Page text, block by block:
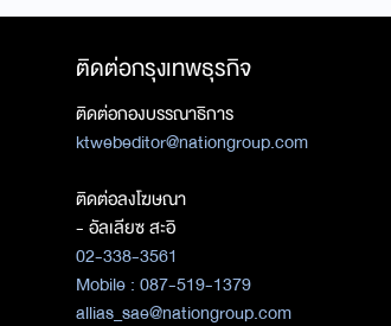
ติดต่อกรุงเทพธุรกิจ
ติดต่อกองบรรณาธิการ
ktwebeditor@nationgroup.com
ติดต่อลงโฆษณา
- อัลเลียซ สะอิ
02-338-3561
Mobile : 087-519-1379
allias_sae@nationgroup.com